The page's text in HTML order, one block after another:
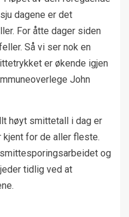
dagene er det
For åtte dager siden
Så vi ser nok en
er økende igjen
John
høyt smittetall i dag er
for de aller fleste.
og
tidlig ved at